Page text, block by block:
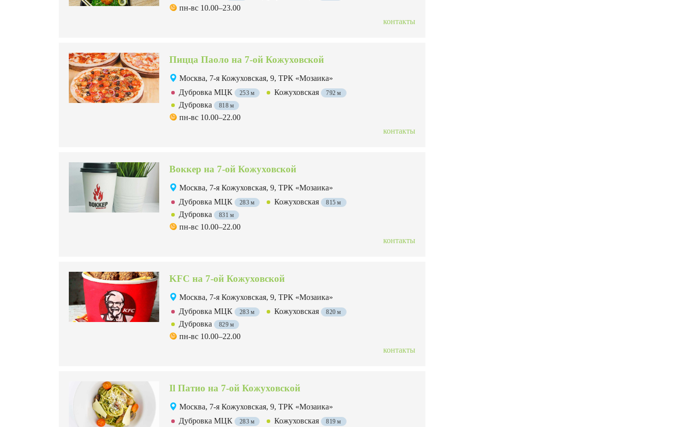
пн-вс 10.00–23.00
контакты
Пицца Паоло на 7-ой Кожуховской
Москва, 7-я Кожуховская, 9, ТРК «Мозаика»
Дубровка МЦК
253 м Кожуховская 792 м
Дубровка 818 м
пн-вс 10.00–22.00
контакты
Воккер на 7-ой Кожуховской
Москва, 7-я Кожуховская, 9, ТРК «Мозаика»
Дубровка МЦК
283 м Кожуховская 815 м
Дубровка 831 м
пн-вс 10.00–22.00
контакты
KFC на 7-ой Кожуховской
Москва, 7-я Кожуховская, 9, ТРК «Мозаика»
Дубровка МЦК
283 м Кожуховская 820 м
Дубровка 829 м
пн-вс 10.00–22.00
контакты
Il Патио на 7-ой Кожуховской
Москва, 7-я Кожуховская, 9, ТРК «Мозаика»
Дубровка МЦК
283 м Кожуховская 819 м